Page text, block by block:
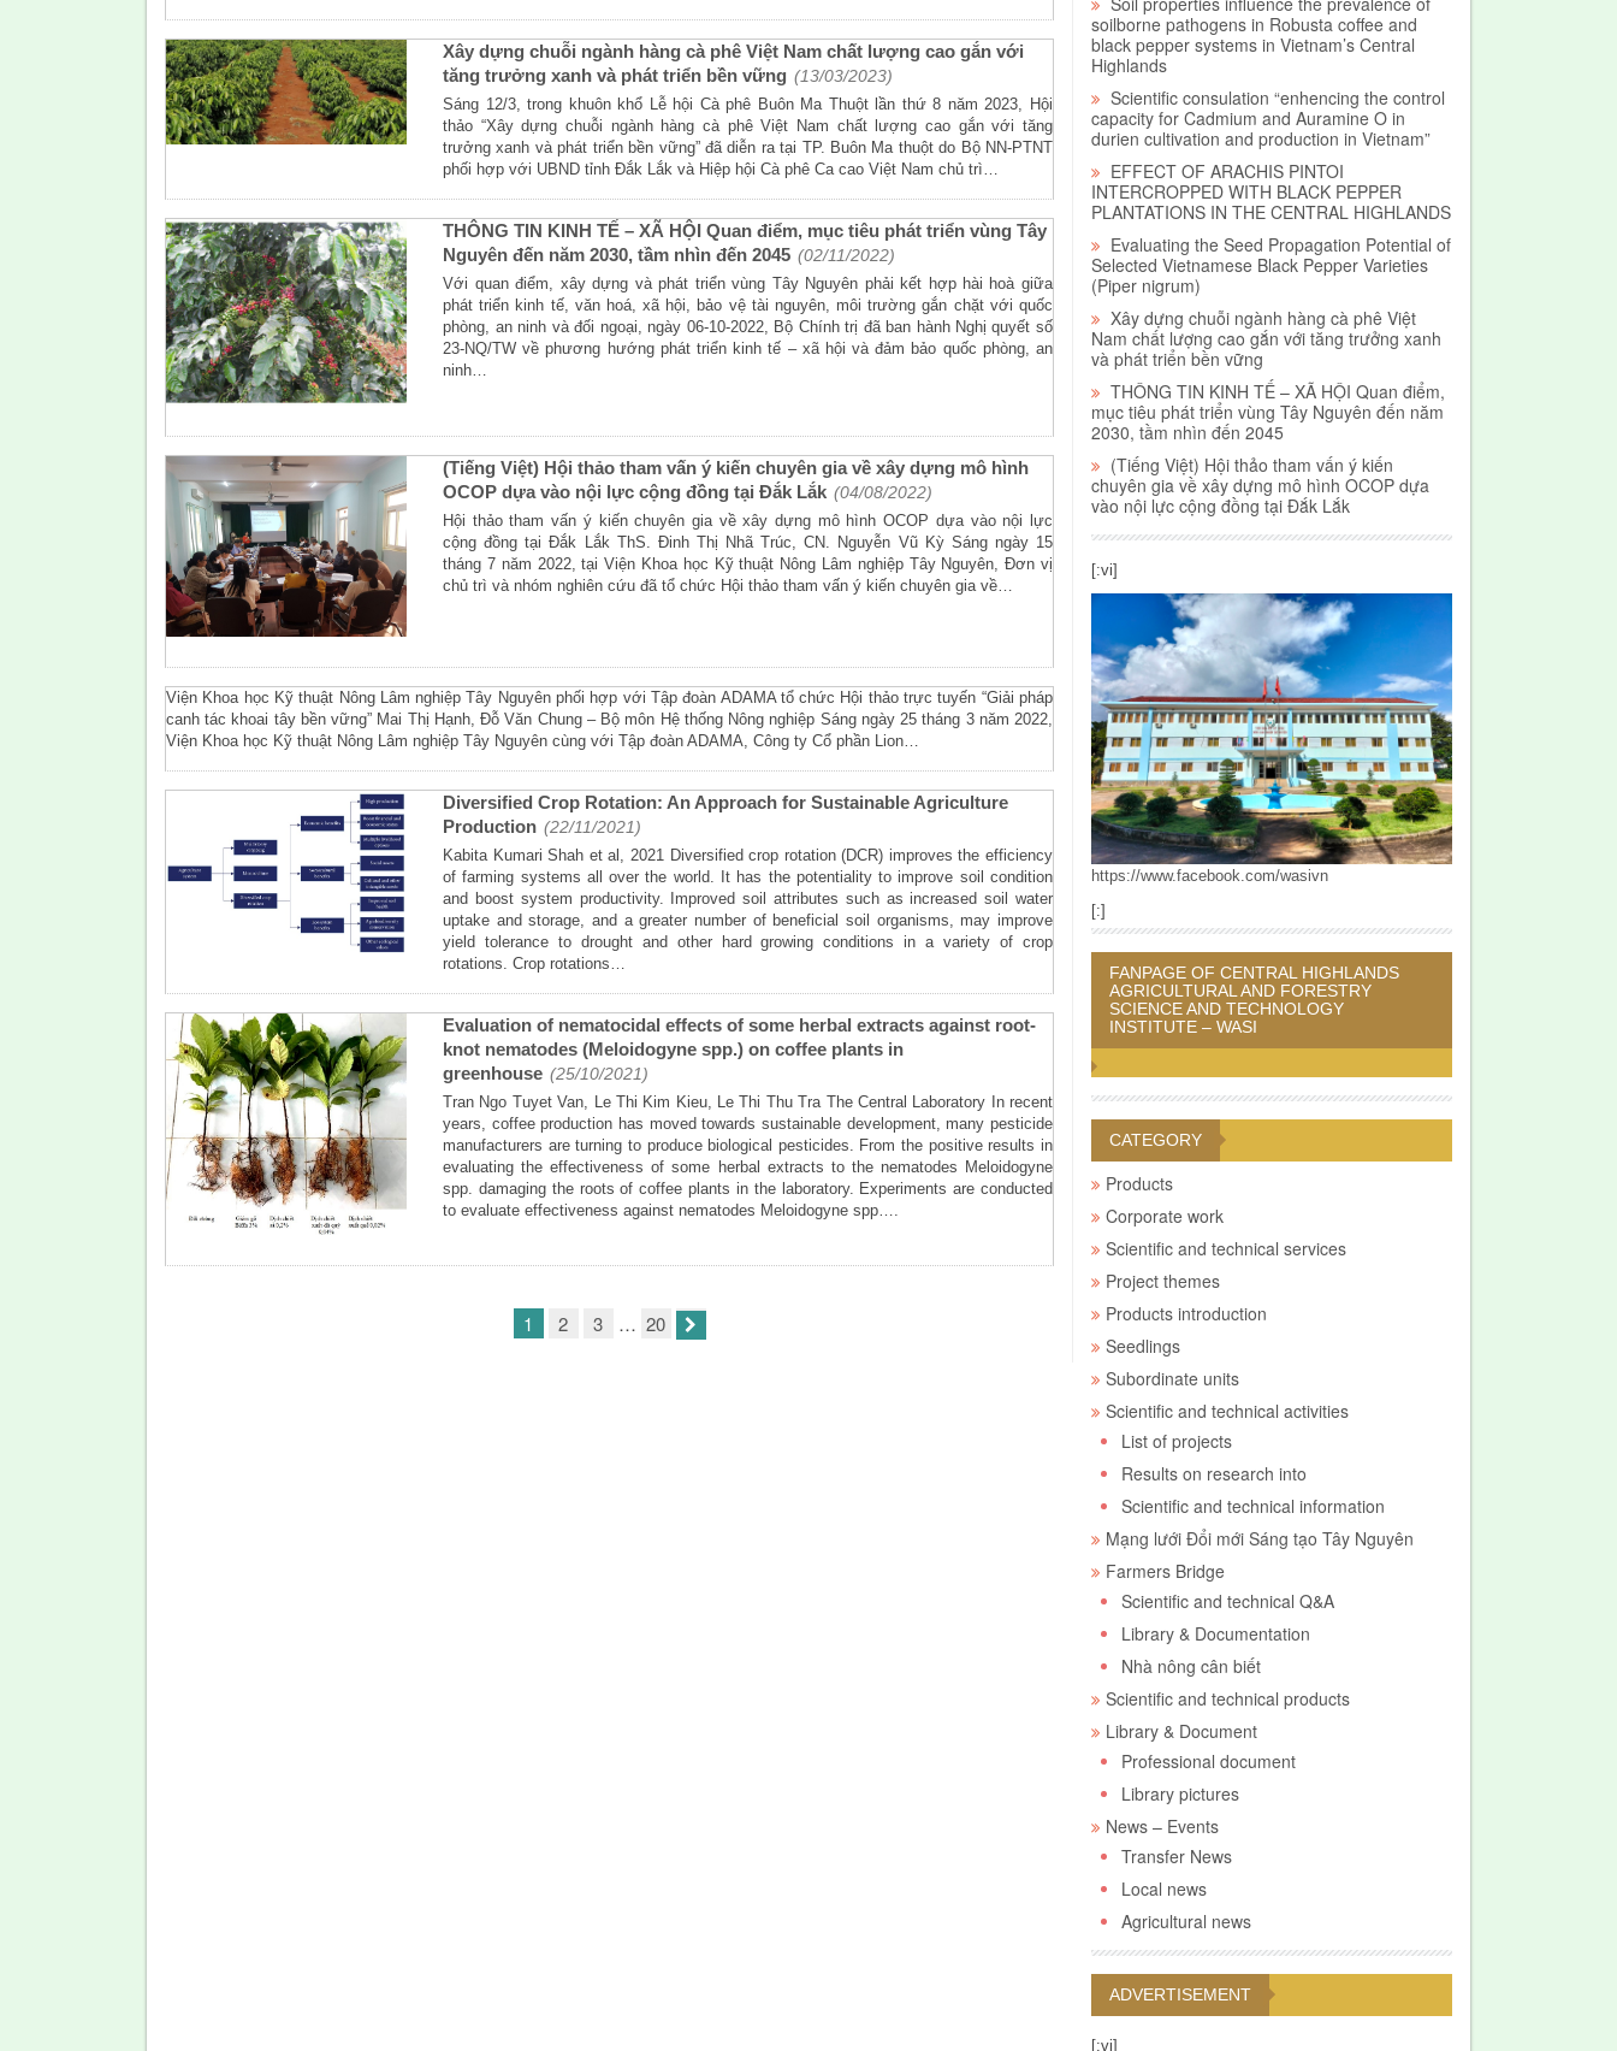
Xây dựng chuỗi ngành hàng cà phê Việt Nam chất lượng cao gắn với
tăng trưởng xanh và phát triển bền vững (13/03/2023)
Sáng 12/3, trong khuôn khổ Lễ hội Cà phê Buôn Ma Thuột lần thứ 8 năm 2023, Hội
thảo “Xây dựng chuỗi ngành hàng cà phê Việt Nam chất lượng cao gắn với tăng
trưởng xanh và phát triển bền vững” đã diễn ra tại TP. Buôn Ma thuột do Bộ NN-PTNT
phối hợp với UBND tỉnh Đắk Lắk và Hiệp hội Cà phê Ca cao Việt Nam chủ trì…
THÔNG TIN KINH TẾ – XÃ HỘI Quan điểm, mục tiêu phát triển vùng Tây
Nguyên đến năm 2030, tầm nhìn đến 2045 (02/11/2022)
Với quan điểm, xây dựng và phát triển vùng Tây Nguyên phải kết hợp hài hoà giữa
phát triển kinh tế, văn hoá, xã hội, bảo vệ tài nguyên, môi trường gắn chặt với quốc
phòng, an ninh và đối ngoại, ngày 06-10-2022, Bộ Chính trị đã ban hành Nghị quyết số
23-NQ/TW về phương hướng phát triển kinh tế – xã hội và đảm bảo quốc phòng, an
ninh…
(Tiếng Việt) Hội thảo tham vấn ý kiến chuyên gia về xây dựng mô hình
OCOP dựa vào nội lực cộng đồng tại Đắk Lắk (04/08/2022)
Hội thảo tham vấn ý kiến chuyên gia về xây dựng mô hình OCOP dựa vào nội lực
cộng đồng tại Đắk Lắk ThS. Đinh Thị Nhã Trúc, CN. Nguyễn Vũ Kỳ Sáng ngày 15
tháng 7 năm 2022, tại Viện Khoa học Kỹ thuật Nông Lâm nghiệp Tây Nguyên, Đơn vị
chủ trì và nhóm nghiên cứu đã tổ chức Hội thảo tham vấn ý kiến chuyên gia về…
Viện Khoa học Kỹ thuật Nông Lâm nghiệp Tây Nguyên phối hợp với Tập đoàn ADAMA tổ chức Hội thảo trực tuyến “Giải pháp
canh tác khoai tây bền vững” Mai Thị Hạnh, Đỗ Văn Chung – Bộ môn Hệ thống Nông nghiệp Sáng ngày 25 tháng 3 năm 2022,
Viện Khoa học Kỹ thuật Nông Lâm nghiệp Tây Nguyên cùng với Tập đoàn ADAMA, Công ty Cổ phần Lion…
Diversified Crop Rotation: An Approach for Sustainable Agriculture
Production (22/11/2021)
Kabita Kumari Shah et al, 2021 Diversified crop rotation (DCR) improves the efficiency
of farming systems all over the world. It has the potentiality to improve soil condition
and boost system productivity. Improved soil attributes such as increased soil water
uptake and storage, and a greater number of beneficial soil organisms, may improve
yield tolerance to drought and other hard growing conditions in a variety of crop
rotations. Crop rotations…
Evaluation of nematocidal effects of some herbal extracts against root-
knot nematodes (Meloidogyne spp.) on coffee plants in
greenhouse (25/10/2021)
Tran Ngo Tuyet Van, Le Thi Kim Kieu, Le Thi Thu Tra The Central Laboratory In recent
years, coffee production has moved towards sustainable development, many pesticide
manufacturers are turning to produce biological pesticides. From the positive results in
evaluating the effectiveness of some herbal extracts to the nematodes Meloidogyne
spp. damaging the roots of coffee plants in the laboratory. Experiments are conducted
to evaluate effectiveness against nematodes Meloidogyne spp….
1 2 3 … 20
soilborne pathogens in Robusta coffee and
black pepper systems in Vietnam’s Central
Highlands
Scientific consulation “enhencing the control
capacity for Cadmium and Auramine O in
durien cultivation and production in Vietnam”
EFFECT OF ARACHIS PINTOI
INTERCROPPED WITH BLACK PEPPER
PLANTATIONS IN THE CENTRAL HIGHLANDS
Evaluating the Seed Propagation Potential of
Selected Vietnamese Black Pepper Varieties
(Piper nigrum)
Xây dựng chuỗi ngành hàng cà phê Việt
Nam chất lượng cao gắn với tăng trưởng xanh
và phát triển bền vững
THÔNG TIN KINH TẾ – XÃ HỘI Quan điểm,
mục tiêu phát triển vùng Tây Nguyên đến năm
2030, tầm nhìn đến 2045
(Tiếng Việt) Hội thảo tham vấn ý kiến
chuyên gia về xây dựng mô hình OCOP dựa
vào nội lực cộng đồng tại Đắk Lắk
[:vi]
https://www.facebook.com/wasivn
[:]
FANPAGE OF CENTRAL HIGHLANDS
AGRICULTURAL AND FORESTRY
SCIENCE AND TECHNOLOGY
INSTITUTE – WASI
CATEGORY
Products
Corporate work
Scientific and technical services
Project themes
Products introduction
Seedlings
Subordinate units
Scientific and technical activities
List of projects
Results on research into
Scientific and technical information
Mạng lưới Đổi mới Sáng tạo Tây Nguyên
Farmers Bridge
Scientific and technical Q&A
Library & Documentation
Nhà nông cân biết
Scientific and technical products
Library & Document
Professional document
Library pictures
News – Events
Transfer News
Local news
Agricultural news
ADVERTISEMENT
[:vi]